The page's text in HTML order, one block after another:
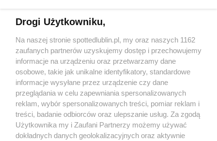
KATEGORIE
OGŁOSZENIA
WYDARZENIA
Regulamin
Polityka prywatności
RODO
Warunki korzystania z treści
Drogi Użytkowniku,
Na naszej stronie spottedlublin.pl, my oraz naszych 1162
zaufanych partnerów uzyskujemy dostęp i przechowujemy
informacje na urządzeniu oraz przetwarzamy dane
osobowe, takie jak unikalne identyfikatory, standardowe
informacje wysyłane przez urządzenie czy dane
przeglądania w celu zapewniania spersonalizowanych
reklam, wybór spersonalizowanych treści, pomiar reklam i
treści, badanie odbiorców oraz ulepszanie usług. Za zgodą
Użytkownika my i Zaufani Partnerzy możemy używać
dokładnych danych geolokalizacyjnych oraz aktywnie